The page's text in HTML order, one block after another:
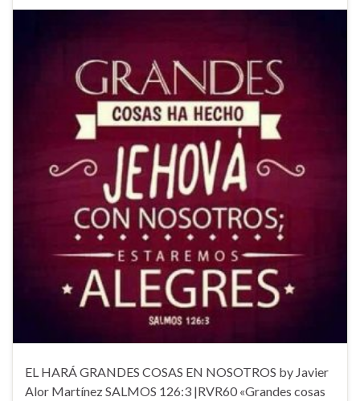
EL HARÁ GRANDES COSAS EN NOSOTROS by Javier
Alor Martínez SALMOS 126:3 |RVR60 «Grandes cosas